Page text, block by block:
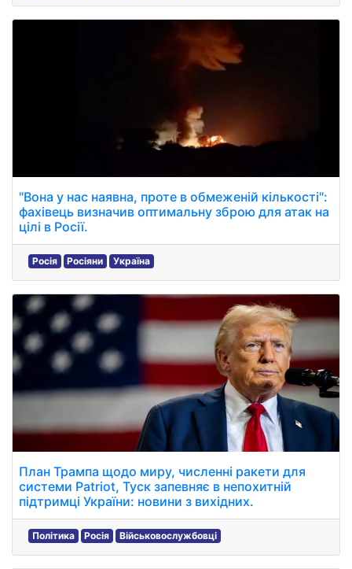
"Вона у нас наявна, проте в обмеженій кількості":
фахівець визначив оптимальну зброю для атак на
цілі в Росії.
Росія Росіяни Україна
План Трампа щодо миру, численні ракети для
системи Patriot, Туск запевняє в непохитній
підтримці України: новини з вихідних.
Політика Росія Військовослужбовці